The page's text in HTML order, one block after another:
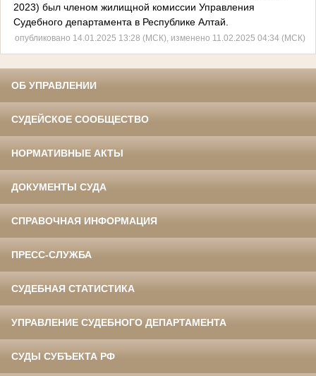
2023) был членом жилищной комиссии Управления
Судебного департамента в Республике Алтай.
опубликовано 14.01.2025 13:28 (МСК), изменено 11.02.2025 04:34 (МСК)
ОБ УПРАВЛЕНИИ
СУДЕЙСКОЕ СООБЩЕСТВО
НОРМАТИВНЫЕ АКТЫ
ДОКУМЕНТЫ СУДА
СПРАВОЧНАЯ ИНФОРМАЦИЯ
ПРЕСС-СЛУЖБА
СУДЕБНАЯ СТАТИСТИКА
УПРАВЛЕНИЕ СУДЕБНОГО ДЕПАРТАМЕНТА
СУДЫ СУБЪЕКТА РФ